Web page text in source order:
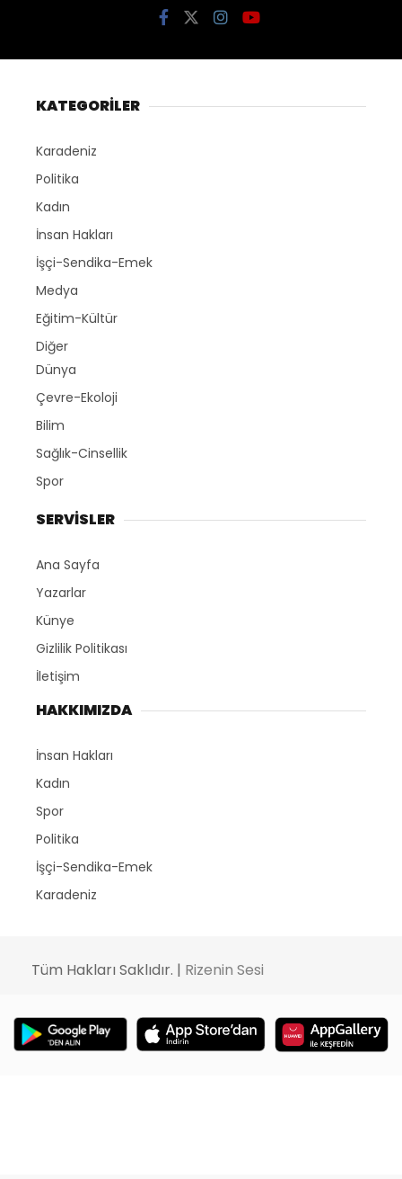
KATEGORİLER
Karadeniz
Politika
Kadın
İnsan Hakları
İşçi-Sendika-Emek
Medya
Eğitim-Kültür
Diğer
Dünya
Çevre-Ekoloji
Bilim
Sağlık-Cinsellik
Spor
SERVİSLER
Ana Sayfa
Yazarlar
Künye
Gizlilik Politikası
İletişim
HAKKIMIZDA
İnsan Hakları
Kadın
Spor
Politika
İşçi-Sendika-Emek
Karadeniz
Tüm Hakları Saklıdır. | Rizenin Sesi